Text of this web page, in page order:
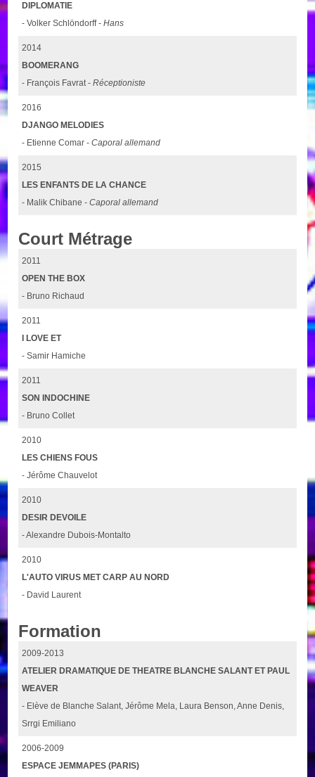
DIPLOMATIE
- Volker Schlöndorff -Hans
2014
BOOMERANG
- François Favrat -Réceptioniste
2016
DJANGO MELODIES
- Etienne Comar -Caporal allemand
2015
LES ENFANTS DE LA CHANCE
- Malik Chibane -Caporal allemand
Court Métrage
2011
OPEN THE BOX
- Bruno Richaud
2011
I LOVE ET
- Samir Hamiche
2011
SON INDOCHINE
- Bruno Collet
2010
LES CHIENS FOUS
- Jérôme Chauvelot
2010
DESIR DEVOILE
- Alexandre Dubois-Montalto
2010
L'AUTO VIRUS MET CARP AU NORD
- David Laurent
Formation
2009-2013
ATELIER DRAMATIQUE DE THEATRE BLANCHE SALANT ET PAUL
WEAVER
- Elève de Blanche Salant, Jérôme Mela, Laura Benson, Anne Denis,
Srrgi Emiliano
2006-2009
ESPACE JEMMAPES (PARIS)